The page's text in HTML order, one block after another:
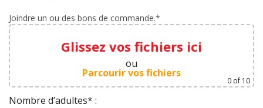
Joindre un ou des bons de commande.*
Glissez vos fichiers ici
ou
Parcourir vos fichiers
0 of 10
Nombre d’adultes* :